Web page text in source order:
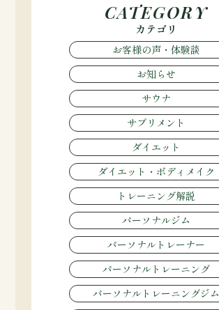
CATEGORY
カテゴリ
お客様の声・体験談
お知らせ
サウナ
サプリメント
ダイエット
ダイエット・ボディメイク
トレーニング解説
パーソナルジム
パーソナルトレーナー
パーソナルトレーニング
パーソナルトレーニングジム